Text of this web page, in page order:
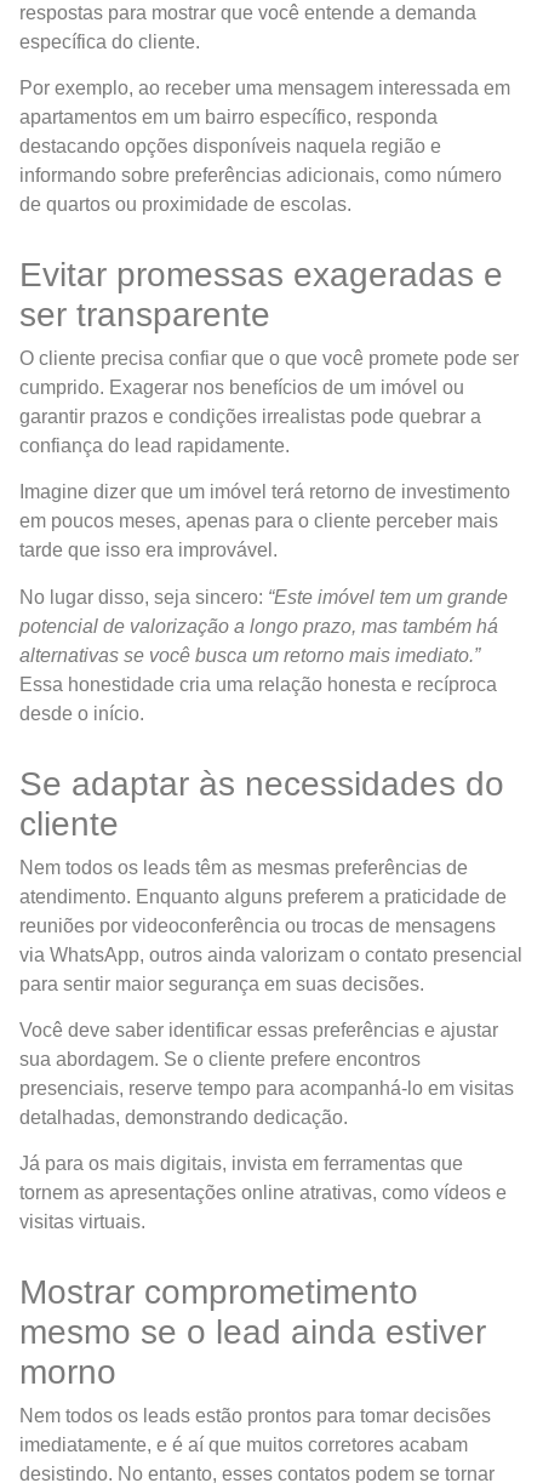
respostas para mostrar que você entende a demanda
específica do cliente.
Por exemplo, ao receber uma mensagem interessada em
apartamentos em um bairro específico, responda
destacando opções disponíveis naquela região e
informando sobre preferências adicionais, como número
de quartos ou proximidade de escolas.
Evitar promessas exageradas e
ser transparente
O cliente precisa confiar que o que você promete pode ser
cumprido. Exagerar nos benefícios de um imóvel ou
garantir prazos e condições irrealistas pode quebrar a
confiança do lead rapidamente.
Imagine dizer que um imóvel terá retorno de investimento
em poucos meses, apenas para o cliente perceber mais
tarde que isso era improvável.
No lugar disso, seja sincero: “Este imóvel tem um grande
potencial de valorização a longo prazo, mas também há
alternativas se você busca um retorno mais imediato.”
Essa honestidade cria uma relação honesta e recíproca
desde o início.
Se adaptar às necessidades do
cliente
Nem todos os leads têm as mesmas preferências de
atendimento. Enquanto alguns preferem a praticidade de
reuniões por videoconferência ou trocas de mensagens
via WhatsApp, outros ainda valorizam o contato presencial
para sentir maior segurança em suas decisões.
Você deve saber identificar essas preferências e ajustar
sua abordagem. Se o cliente prefere encontros
presenciais, reserve tempo para acompanhá-lo em visitas
detalhadas, demonstrando dedicação.
Já para os mais digitais, invista em ferramentas que
tornem as apresentações online atrativas, como vídeos e
visitas virtuais.
Mostrar comprometimento
mesmo se o lead ainda estiver
morno
Nem todos os leads estão prontos para tomar decisões
imediatamente, e é aí que muitos corretores acabam
desistindo. No entanto, esses contatos podem se tornar